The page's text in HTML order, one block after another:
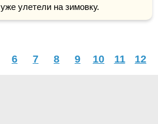
уже улетели на зимовку.
6 7 8 9 10 11 12